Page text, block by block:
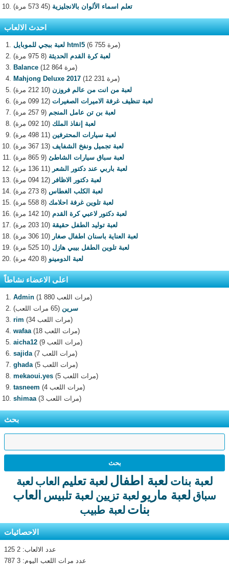
تعلم اسماء الألوان بالانجليزية (45 573 مرة)
احدث الالعاب
لعبة ببجي للموبايل html5
(6 755 مرة)
لعبة كرة القدم الحديثة (8 975 مرة)
Balance
(12 864 مرة)
Mahjong Deluxe 2017
(12 231 مرة)
لعبة من انت من عالم فروزن (10 212 مرة)
لعبة تنظيف غرفة الاميرات الصغيرات (12 099 مرة)
لعبة بن تن عامل المنجم (9 257 مرة)
لعبة إنقاذ الملك (10 092 مرة)
لعبة سيارات المحترفين (11 498 مرة)
لعبة تجميل ونفخ الشفايف (13 367 مرة)
لعبة سباق سيارات الشاطئ (9 865 مرة)
لعبة باربي عند دكتور الشعر (11 136 مرة)
لعبة دكتور الاظافر (12 094 مرة)
لعبة الكلب الغطاس (8 273 مرة)
لعبة تلوين غرفة احلامك (8 558 مرة)
لعبة دكتور لاعبي كرة القدم (10 142 مرة)
لعبة توليد الطفل حقيقة (10 203 مرة)
لعبة العناية باسنان اطفال صغار (10 306 مرة)
لعبة تلوين الطفل بيبي هازل (10 525 مرة)
لعبة الدومينو (8 420 مرة)
اعلى الاعضاء نشاطاً
Admin
(1 880 مرات اللعب)
سرين (65 مرات اللعب)
rim
(34 مرات اللعب)
wafaa
(18 مرات اللعب)
aicha12
(9 مرات اللعب)
sajida
(7 مرات اللعب)
ghada
(5 مرات اللعب)
mekaoui.yes
(5 مرات اللعب)
tasneem
(4 مرات اللعب)
shimaa
(3 مرات اللعب)
بحث
لعبة بنات لعبة اطفال لعبة تعليم العاب لعبة
سباق لعبة ماريو لعبة تزيين لعبة تلبيس العاب
بنات لعبة طبيب
الاحصائيات
عدد الالعاب: 2 125
عدد مرات اللعب اليوم: 3 787